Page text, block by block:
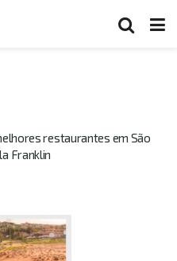
restaurantes em São
Franklin